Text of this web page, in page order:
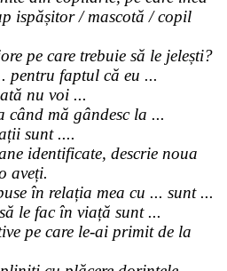
ispășitor / mascotă / copil
pe care trebuie să le jelești?
pentru faptul că eu ...
nu voi ...
când mă gândesc la ...
sunt ....
identificate, descrie noua
aveți.
în relația mea cu ... sunt ...
le fac în viață sunt ...
pe care le-ai primit de la